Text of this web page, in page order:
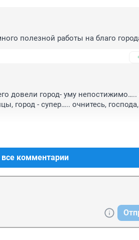
полезной работы на благо
довели город- уму непостижимо…..
город - супер….. очнитесь,
все комментарии